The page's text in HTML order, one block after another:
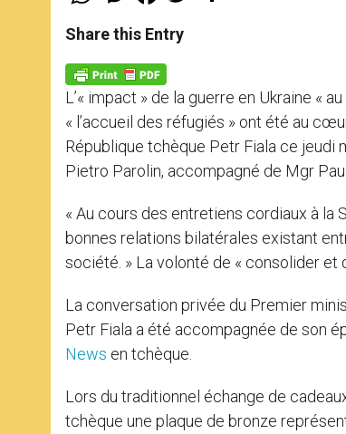
t
s
p
p
s
e
g
e
r
e
b
k
Share this Entry
L’« impact » de la guerre en Ukraine «
« l’accueil des réfugiés » ont été au
République tchèque Petr Fiala ce jeudi
Pietro Parolin, accompagné de Mgr
« Au cours des entretiens cordiaux à la
bonnes relations bilatérales existant
société. » La volonté de « consolider et
La conversation privée du Premier
Petr Fiala a été accompagnée de son
News en tchèque.
Lors du traditionnel échange de
tchèque une plaque de bronze